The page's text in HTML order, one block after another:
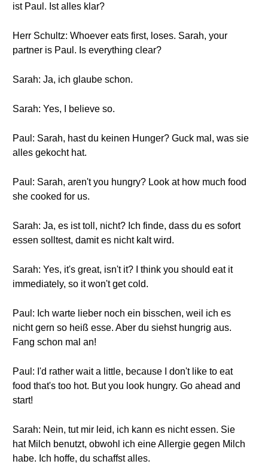
ist Paul. Ist alles klar?
Herr Schultz: Whoever eats first, loses. Sarah, your
partner is Paul. Is everything clear?
Sarah: Ja, ich glaube schon.
Sarah: Yes, I believe so.
Paul: Sarah, hast du keinen Hunger? Guck mal, was sie
alles gekocht hat.
Paul: Sarah, aren't you hungry? Look at how much food
she cooked for us.
Sarah: Ja, es ist toll, nicht? Ich finde, dass du es sofort
essen solltest, damit es nicht kalt wird.
Sarah: Yes, it's great, isn't it? I think you should eat it
immediately, so it won't get cold.
Paul: Ich warte lieber noch ein bisschen, weil ich es
nicht gern so heiß esse. Aber du siehst hungrig aus.
Fang schon mal an!
Paul: I'd rather wait a little, because I don't like to eat
food that's too hot. But you look hungry. Go ahead and
start!
Sarah: Nein, tut mir leid, ich kann es nicht essen. Sie
hat Milch benutzt, obwohl ich eine Allergie gegen Milch
habe. Ich hoffe, du schaffst alles.